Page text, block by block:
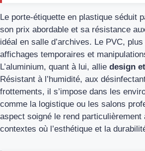
Le porte-étiquette en plastique séduit
son prix abordable et sa résistance
idéal en salle d’archives. Le PVC,
affichages temporaires et
L’aluminium, quant à lui, allie design
Résistant à l’humidité, aux
frottements, il s’impose dans les
comme la logistique ou les salons
aspect soigné le rend particulièrement
contextes où l’esthétique et la